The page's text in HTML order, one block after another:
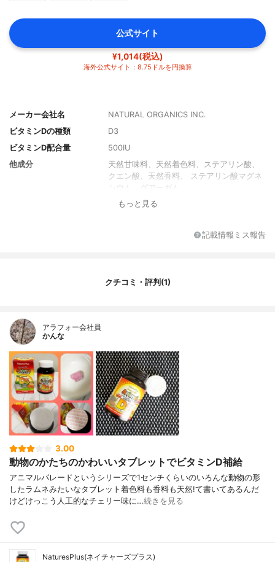
公式サイト
¥1,014(税込)
海外公式サイト：8.75ドルを円換算
メーカー会社名
NATURAL ORGANICS INC.
ビタミンDの種類
D3
ビタミンD配合量
500IU
他成分
天然甘味料、天然着色料、ステアリン酸、
クエン酸、天然香料、 ステアリン酸マグネ
シウム、グアーガム
1粒もっと見る
記載情報ミス報告
クチコミ・評判(1)
アラフォー会社員
かんな
3.00
動物のかたちのかわいいタブレットでビタミンD補給
アニマルパレードというシリーズで1センチくらいのいろんな動物の形
したラムネみたいなタブレット着色料も香料も天然!て書いてあるんだ
けどけっこう人工的なチェリー味に…続きを見る
NaturesPlus(ネイチャーズプラス)